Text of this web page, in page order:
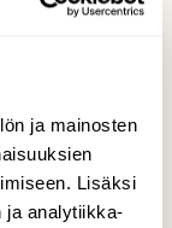
ja mainosten
Lisäksi
ja analytiikka-